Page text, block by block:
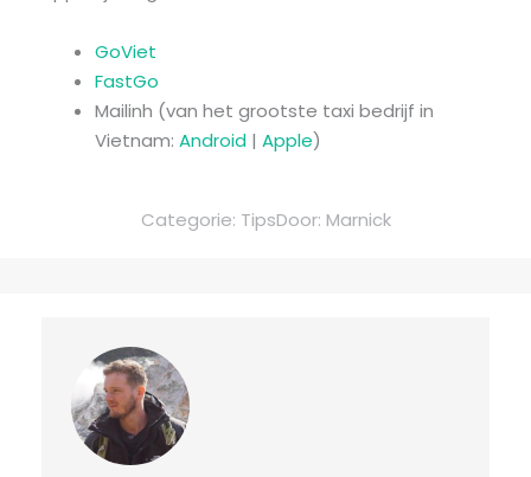
GoViet
FastGo
Mailinh (van het grootste taxi bedrijf in
Vietnam: Android | Apple)
Categorie: TipsDoor: Marnick